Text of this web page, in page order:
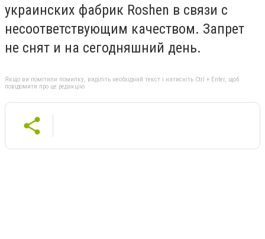
украинских фабрик Roshen в связи с
несоответствующим качеством. Запрет
не снят и на сегодняшний день.
Якщо ви помітили помилку, виділіть необхідний текст і натисніть Ctrl + Enter, щоб
повідомити про це редакцію